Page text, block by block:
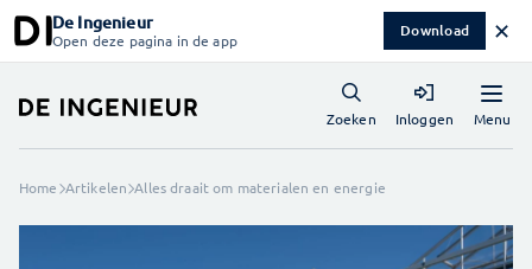
De Ingenieur
Open deze pagina in de app Download ✕
Menu
Zoeken Inloggen
Home Artikelen Alles draait om materialen en energie